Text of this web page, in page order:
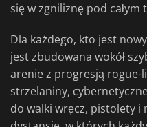
się w zgniliznę pod całym
Dla każdego, kto jest
jest zbudowana wokół
arenie z progresją rogue-
strzelaniny,
do walki wręcz, pistolety i